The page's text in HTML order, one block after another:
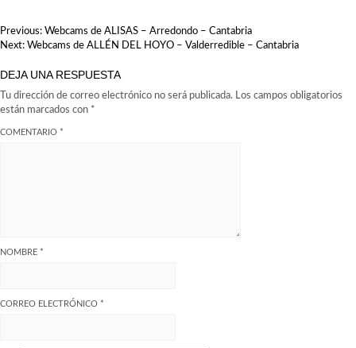
NAVEGACIÓN
DE
Previous: Webcams de ALISAS – Arredondo – Cantabria
Next: Webcams de ALLÉN DEL HOYO – Valderredible – Cantabria
DEJA UNA RESPUESTA
Tu dirección de correo electrónico no será publicada. Los campos obligatorios
están marcados con *
COMENTARIO *
NOMBRE *
CORREO ELECTRÓNICO *